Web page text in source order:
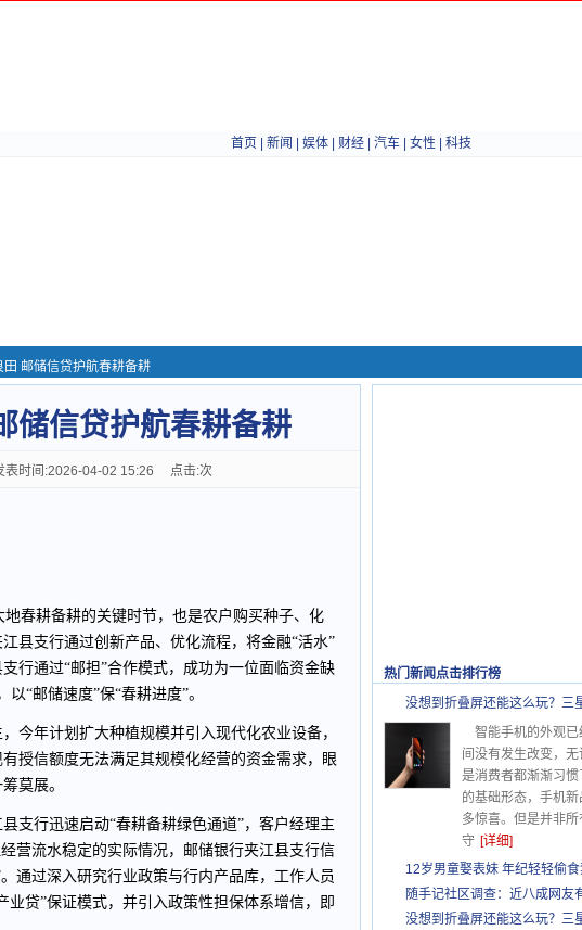
首页 新闻 娱体 财经 汽车 女性 科技
田 邮储信贷护航春耕备耕
储信贷护航春耕备耕
时间:2026-04-02 15:26 点击:次
春耕备耕的关键时节，也是农户购买种子、化
县支行通过创新产品、优化流程，将金融“活水”
行通过“邮担”合作模式，成功为一位面临资金缺
“邮储速度”保“春耕进度”。
今年计划扩大种植规模并引入现代化农业设备，
授信额度无法满足其规模化经营的资金需求，眼
莫展。
支行迅速启动“春耕备耕绿色通道”，客户经理主
营流水稳定的实际情况，邮储银行夹江县支行信
通过深入研究行业政策与行内产品库，工作人员
贷”保证模式，并引入政策性担保体系增信，即
热门新闻点击排行榜
没想到折叠屏还能这么玩？三
智能手机的外观
间没有发生改变，
是消费者都渐渐习
的基础形态，手机
多惊喜。但是并非
守 [详细]
12岁男童娶表妹 年纪轻轻偷
随手记社区调查：近八成网友
没想到折叠屏还能这么玩？三